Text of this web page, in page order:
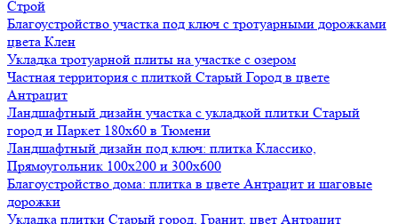
Строй
Благоустройство участка под ключ с тротуарными дорожками
цвета Клен
Укладка тротуарной плиты на участке с озером
Частная территория с плиткой Старый Город в цвете
Антрацит
Ландшафтный дизайн участка с укладкой плитки Старый
город и Паркет 180х60 в Тюмени
Ландшафтный дизайн под ключ: плитка Классико,
Прямоугольник 100х200 и 300х600
Благоустройство дома: плитка в цвете Антрацит и шаговые
дорожки
Укладка плитки Старый город, Гранит, цвет Антрацит